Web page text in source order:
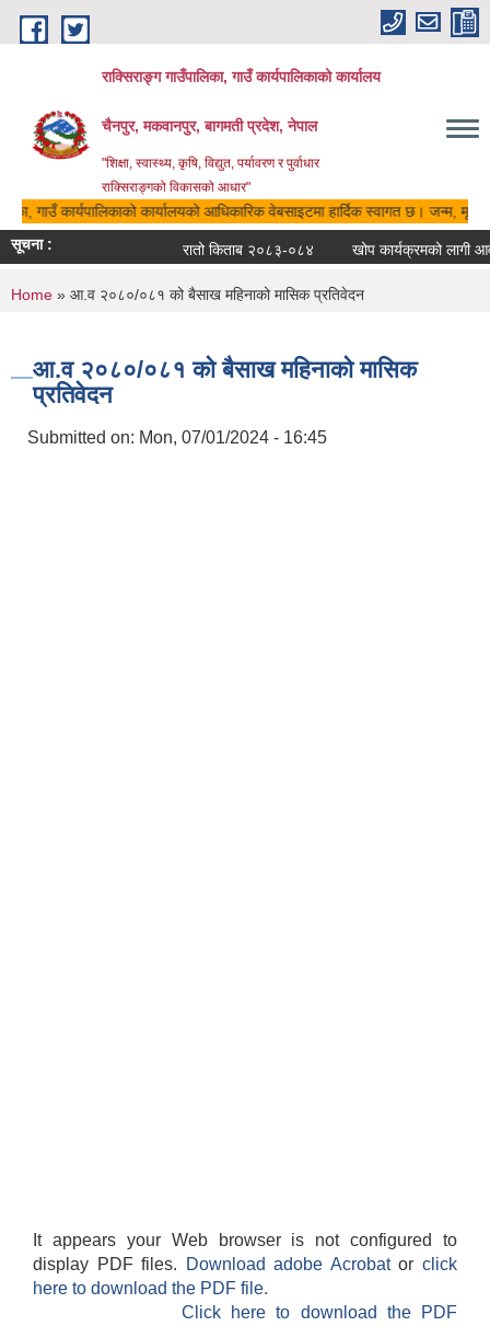
Skip to main content
राक्सिराङ्ग गाउँपालिका, गाउँ कार्यपालिकाको कार्यालय
चैनपुर, मकवानपुर, बागमती प्रदेश, नेपाल
"शिक्षा, स्वास्थ्य, कृषि, विद्युत, पर्यावरण र पुर्वाधार
राक्सिराङ्गको विकासको आधार"
गाउँ कार्यपालिकाको कार्यालयको आधिकारिक वेबसाइटमा हार्दिक स्वागत छ। जन्म,
सूचना :
रातो किताब २०८३-०८४ खोप कार्यक्रमको लागी
You are here
Home » आ.व २०८०/०८१ को बैसाख महिनाको मासिक प्रतिवेदन
आ.व २०८०/०८१ को बैसाख महिनाको मासिक
प्रतिवेदन
Submitted on: Mon, 07/01/2024 - 16:45
It appears your Web browser is not configured to
display PDF files.
Download adobe Acrobatorclick
here to download the PDF file.
Click here to download the PDF